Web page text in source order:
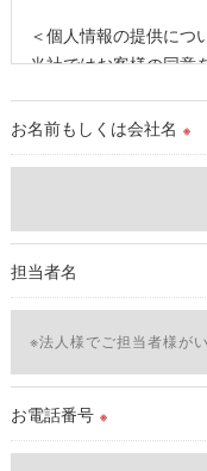
＜個人情報の提供につ
当社ではお客様の同意
取得した個人情報を第
外部に委託する場合が
これらの委託先に対し
適切な監督を行います
＜個人情報の安全管理
当社では、個人情報の
理対策を実施します。
お名前もしくは会社名 ※
担当者名
お電話番号 ※